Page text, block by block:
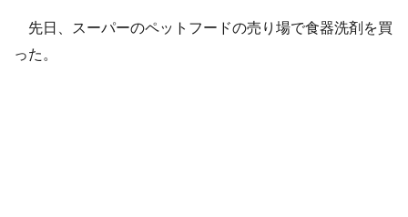
先日、スーパーのペットフードの売り場で食器洗剤を買
った。